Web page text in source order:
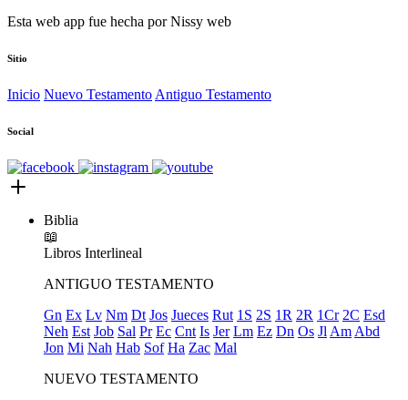
Esta web app fue hecha porNissy web
Sitio
Inicio Nuevo Testamento Antiguo Testamento
Social
Biblia
📖
Libros Interlineal
ANTIGUO TESTAMENTO
Gn Ex Lv Nm Dt Jos Jueces Rut 1S 2S 1R 2R 1Cr 2C Esd
Neh Est Job Sal Pr Ec Cnt Is Jer Lm Ez Dn Os Jl Am Abd
Jon Mi Nah Hab Sof Ha Zac Mal
NUEVO TESTAMENTO